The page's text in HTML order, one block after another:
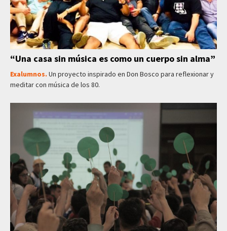
“Una casa sin música es como un cuerpo sin alma”
Exalumnos. Un proyecto inspirado en Don Bosco para reflexionar y
meditar con música de los 80.